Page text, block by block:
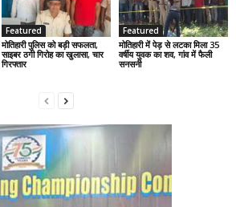
Featured
मोतिहारी पुलिस को बड़ी सफलता,
साइबर ठगी गिरोह का खुलासा, चार
गिरफ्तार
Featured
मोतिहारी में पेड़ से लटका मिला 35
वर्षीय युवक का शव, गांव में फैली
सनसनी